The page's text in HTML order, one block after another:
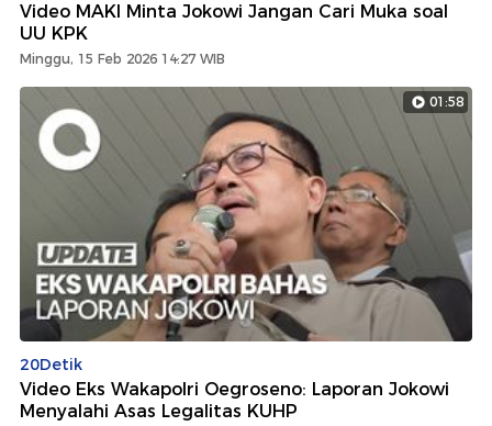
Video MAKI Minta Jokowi Jangan Cari Muka soal
UU KPK
Minggu, 15 Feb 2026 14:27 WIB
01:58
20Detik
Video Eks Wakapolri Oegroseno: Laporan Jokowi
Menyalahi Asas Legalitas KUHP